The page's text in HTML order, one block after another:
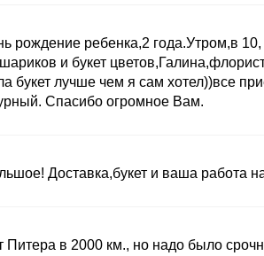
рождение ребенка,2 года.Утром,в 10,
и букет
букет лучше чем я сам хотел))все
Спасибо огромное Вам.
Доставка,букет и ваша работа
Питера в 2000 км., но надо было